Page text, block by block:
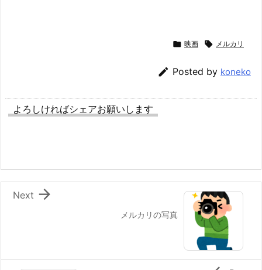
 映画  メルカリ
 Posted by koneko
よろしければシェアお願いします
メルカリの写真

Next